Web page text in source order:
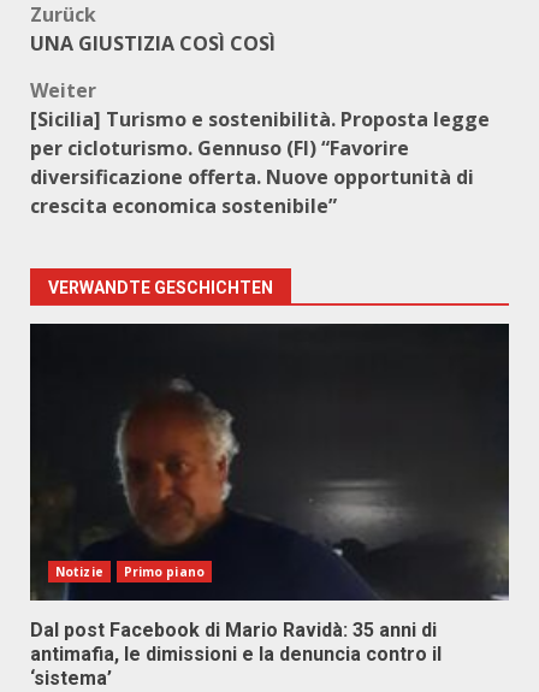
Beitragsnavigation
Zurück
UNA GIUSTIZIA COSÌ COSÌ
Weiter
[Sicilia] Turismo e sostenibilità. Proposta legge
per cicloturismo. Gennuso (FI) “Favorire
diversificazione offerta. Nuove opportunità di
crescita economica sostenibile”
VERWANDTE GESCHICHTEN
Notizie Primo piano
Dal post Facebook di Mario Ravidà: 35 anni di
antimafia, le dimissioni e la denuncia contro il
‘sistema’